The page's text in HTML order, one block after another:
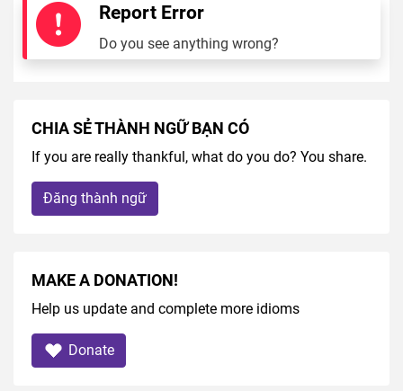
Report Error
Do you see anything wrong?
CHIA SẺ THÀNH NGỮ BẠN CÓ
If you are really thankful, what do you do? You share.
Đăng thành ngữ
MAKE A DONATION!
Help us update and complete more idioms
Donate